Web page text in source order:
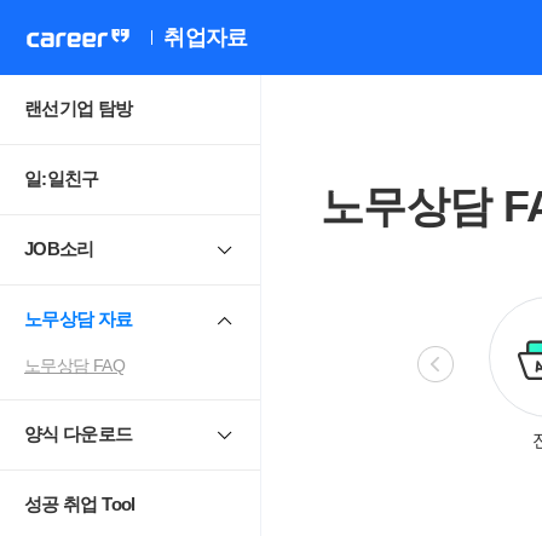
취업자료
랜선기업 탐방
일:일친구
JOB소리
노무상담 자료
노무상담 FAQ
양식 다운로드
성공 취업 Tool
노무상담
비정규직 모성보호